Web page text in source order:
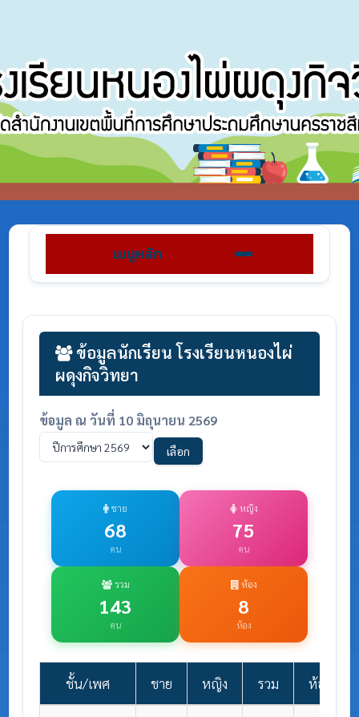
เมนูหลัก
ข้อมูลนักเรียน โรงเรียนหนองไผ่
ผดุงกิจวิทยา
ข้อมูล ณ วันที่ 10 มิถุนายน 2569
เลือก
ชาย
68
คน
หญิง
75
คน
รวม
143
คน
ห้อง
8
ห้อง
ชั้น/เพศ ชาย หญิง รวม ห้องเรียน